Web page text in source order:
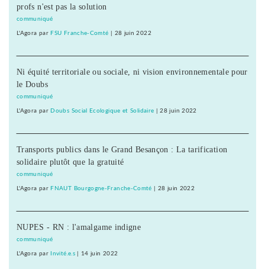
profs n'est pas la solution
communiqué
L'Agora par FSU Franche-Comté 28 juin 2022
Ni équité territoriale ou sociale, ni vision environnementale pour
le Doubs
communiqué
L'Agora par Doubs Social Ecologique et Solidaire |28 juin 2022
Transports publics dans le Grand Besançon : La tarification
solidaire plutôt que la gratuité
communiqué
L'Agora par FNAUT Bourgogne-Franche-Comté 28 juin 2022
NUPES - RN : l'amalgame indigne
communiqué
L'Agora par Invité.e.s| 14 juin 2022